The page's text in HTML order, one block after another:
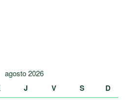
agosto 2026
J V S D